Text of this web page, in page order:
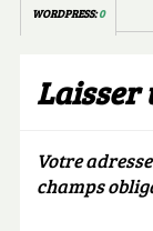
WORDPRESS:0
Laisser
Votre
champs